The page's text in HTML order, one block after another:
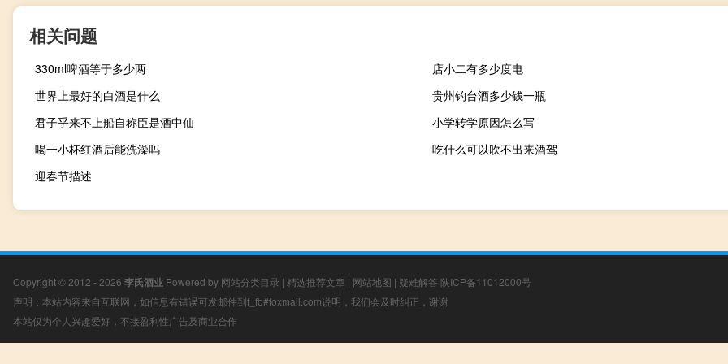
相关问题
330ml啤酒等于多少两
店小二有多少度电
世界上最好的白酒是什么
贵州钓台酒多少钱一瓶
君子乎来不上船自称臣是酒中仙
小学转学原因怎么写
喝一小杯红酒后能洗澡吗
吃什么可以吹不出来酒驾
迎春节描述
Copyright © 2012 - 2026 李氏酒业 Powered by 网站分类目录 | 精选推荐文章 | 网站地图 | 疑难解答 陕ICP备11012000号
声明：本站内容来自互联网，如信息有错误可发邮件到f_fb#foxmail.com说明，我们会及时纠正，谢谢
本站仅为个人兴趣爱好，不接盈利性广告及商业合作